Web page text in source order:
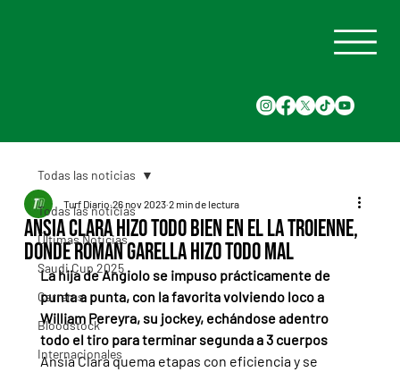
Todas las noticias
Últimas Noticias
Saudi Cup 2025
Carreras
Bloodstock
Internacionales
Todas las noticias
Ansia Clara hizo todo bien en el La Troienne,
donde Roman Garella hizo todo mal
Turf Diario 26 nov 2023 2 min de lectura
La hija de Angiolo se impuso prácticamente de
punta a punta, con la favorita volviendo loco a
William Pereyra, su jockey, echándose adentro
todo el tiro para terminar segunda a 3 cuerpos
Ansia Clara quema etapas con eficiencia y se